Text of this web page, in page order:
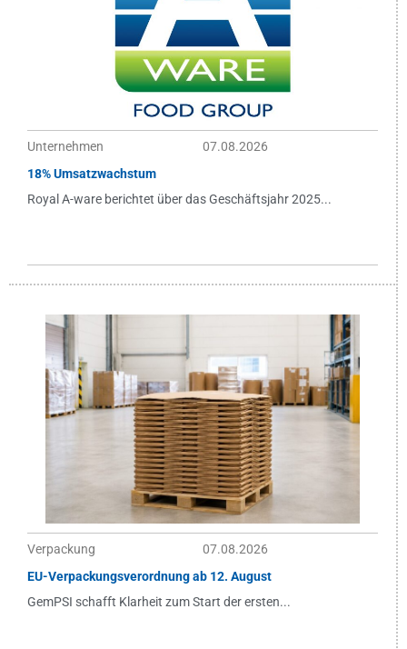
Unternehmen
07.08.2026
18% Umsatzwachstum
Royal A-ware berichtet über das Geschäftsjahr 2025...
Verpackung
07.08.2026
EU-Verpackungsverordnung ab 12. August
GemPSI schafft Klarheit zum Start der ersten...